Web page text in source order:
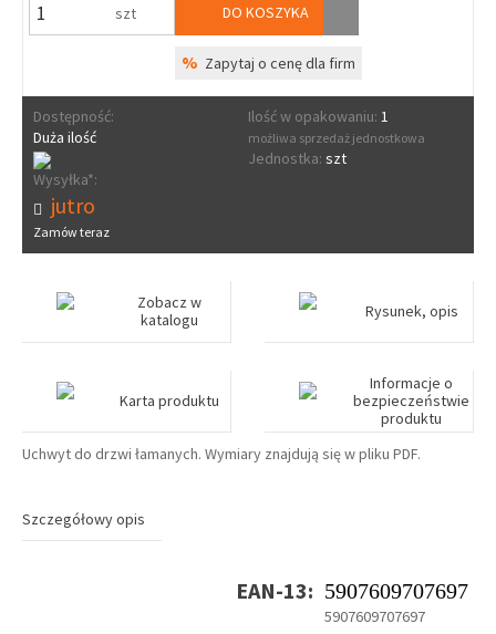
szt DO KOSZYKA
% Zapytaj o cenę dla firm
Dostępność:
Duża ilość
Ilość w opakowaniu: 1
możliwa sprzedaż jednostkowa
Jednostka: szt
Wysyłka*:
jutro
Zamów teraz
Zobacz w
katalogu
Rysunek, opis
Karta produktu
Informacje o
bezpieczeństwie
produktu
Uchwyt do drzwi łamanych. Wymiary znajdują się w pliku PDF.
Szczegółowy opis
EAN-13: 5907609707697
5907609707697